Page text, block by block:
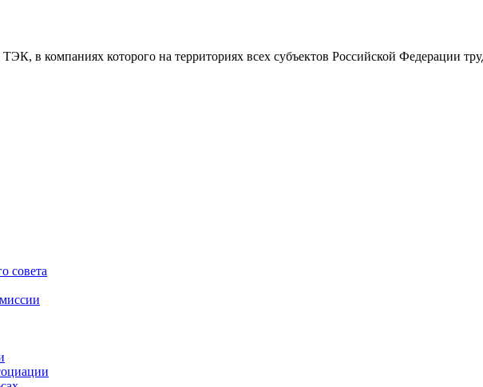
в компаниях которого на территориях всех субъектов Российской Федерации
совета